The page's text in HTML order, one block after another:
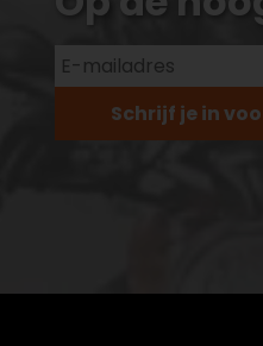
Schrijf je in